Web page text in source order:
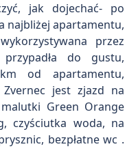
jak dojechać- po
najbliżej apartamentu,
przez
do gustu,
od apartamentu,
jest zjazd na
Green Orange
czyściutka woda, na
bezpłatne wc .